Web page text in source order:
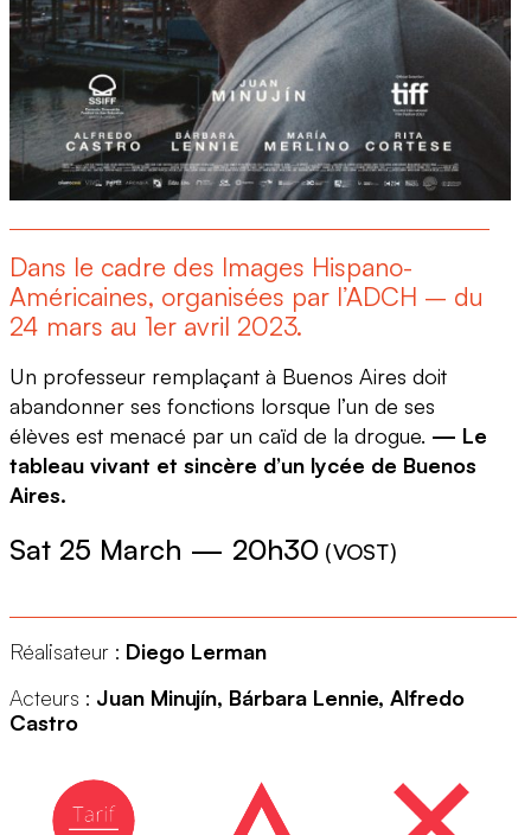
Dans le cadre des Images Hispano-
Américaines, organisées par l’ADCH – du
24 mars au 1er avril 2023.
Un professeur remplaçant à Buenos Aires doit
abandonner ses fonctions lorsque l’un de ses
élèves est menacé par un caïd de la drogue. — Le
tableau vivant et sincère d’un lycée de Buenos
Aires.
Sat 25 March — 20h30 (VOST)
Réalisateur : Diego Lerman
Acteurs : Juan Minujín, Bárbara Lennie, Alfredo
Castro